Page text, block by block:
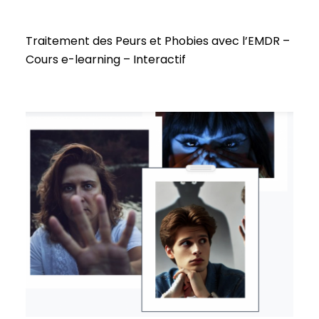
Traitement des Peurs et Phobies avec l’EMDR –
Cours e-learning – Interactif